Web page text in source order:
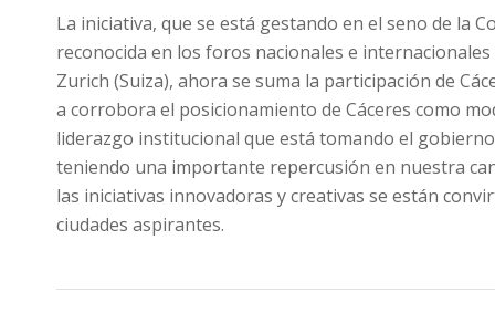
La iniciativa, que se está gestando en el seno de la
reconocida en los foros nacionales e
Zurich (Suiza), ahora se suma la participación de
a corrobora el posicionamiento de Cáceres como
liderazgo institucional que está tomando el
teniendo una importante repercusión en nuestra
las iniciativas innovadoras y creativas se están
ciudades aspirantes.